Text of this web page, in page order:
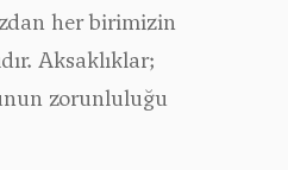
her birimizin
Aksaklıklar;
zorunluluğu